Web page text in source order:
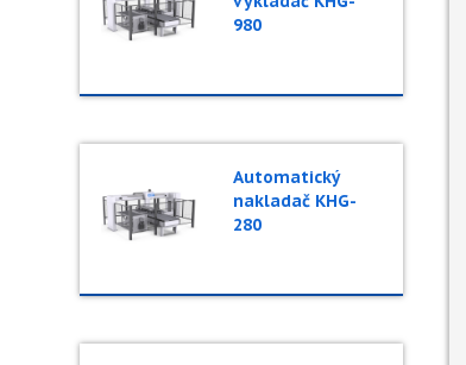
980
Automatický
nakladač KHG-
280